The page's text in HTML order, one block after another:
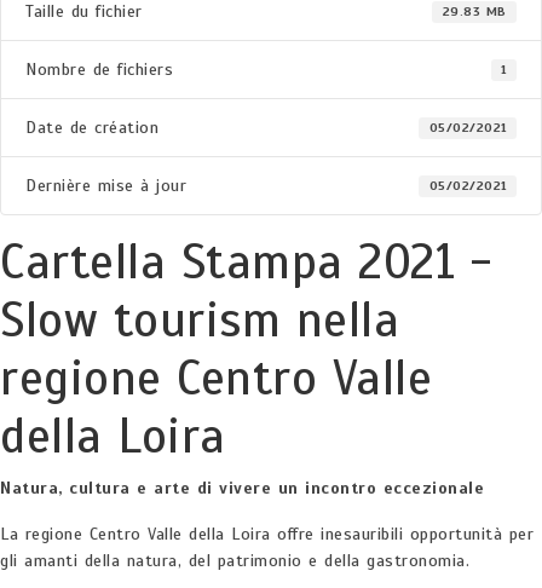
Taille du fichier 29.83 MB
Nombre de fichiers 1
Date de création 05/02/2021
Dernière mise à jour 05/02/2021
Cartella Stampa 2021 -
Slow tourism nella
regione Centro Valle
della Loira
Natura, cultura e arte di vivere un incontro eccezionale
La regione Centro Valle della Loira offre inesauribili opportunità per
gli amanti della natura, del patrimonio e della gastronomia.